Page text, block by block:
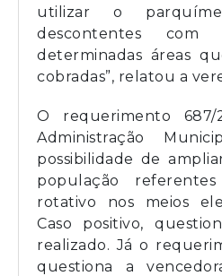
utilizar o
descontentes
determinadas áreas
cobradas”, relatou a
O requerimento 687/
Administração
possibilidade de
população
rotativo nos meios
Caso positivo,
realizado. Já o
questiona a